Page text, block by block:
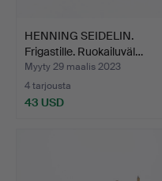
HENNING SEIDELIN.
Frigastille. Ruokailuväl…
Myyty 29 maalis 2023
4 tarjousta
43 USD